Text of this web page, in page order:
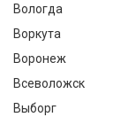
Вологда
Воркута
Воронеж
Всеволожск
Выборг